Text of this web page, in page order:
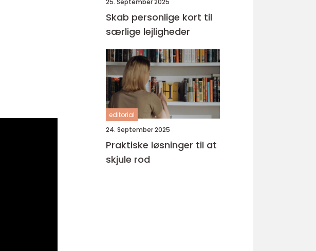
25. September 2025
Skab personlige kort til
særlige lejligheder
editorial
24. September 2025
Praktiske løsninger til at
skjule rod